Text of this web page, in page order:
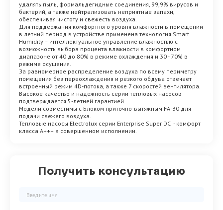
Получить консультацию
удалять пыль, формальдегидные соединения, 99,9% вирусов и
бактерий, а также нейтрализовать неприятные запахи,
обеспечивая чистоту и свежесть воздуха.
Для поддержания комфортного уровня влажности в помещении
в летний период в устройстве применена технология Smart
Humiditу – интеллектуальное управление влажностью с
возможность выбора процента влажности в комфортном
диапазоне от 40 до 80% в режиме охлаждения и 30 - 70% в
режиме осушения.
За равномерное распределение воздуха по всему периметру
помещения без переохлаждения и резкого обдува отвечает
встроенный режим 4D-потока, а также 7 скоростей вентилятора.
Высокое качество и надежность серии тепловых насосов
подтверждается 5-летней гарантией.
Модели совместимы с Блоком приточно-вытяжным FA-30 для
подачи свежего воздуха.
Тепловые насосы Electrolux серии Enterprise Super DC - комфорт
класса А+++ в совершенном исполнении.